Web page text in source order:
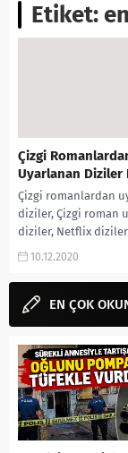
Etiket:
Çizgi
Uyarlanan Diziler
Çizgi romanlardan
diziler, Çizgi roman
diziler, Netflix
Prime Video dizileri,
dizileri,...
10.12.2020
EN ÇOK